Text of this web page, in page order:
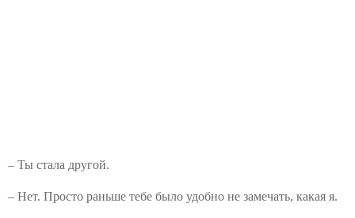
– Ты стала другой.
– Нет. Просто раньше тебе было удобно не замечать, какая я.